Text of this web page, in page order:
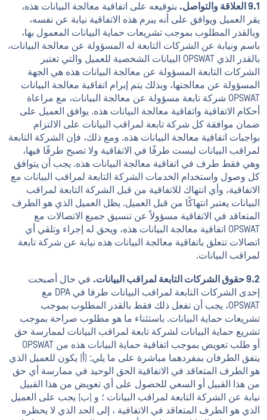
9.1 العلاقة والتواصل.
بتوقيعه على اتفاقية معالجة البيانات هذه،
يقر العميل ويوافق على أنه يبرم هذه الاتفاقية نيابة عن نفسه،
وبالقدر المطلوب بموجب تشريعات حماية البيانات المعمول بها،
باسم ونيابة عن الشركات التابعة له المسؤولة عن معالجة البيانات،
بالقدر الذي OPSWAT البيانات الشخصية للعميل والتي تعتبر
الشركات التابعة المسؤولة عن معالجة البيانات هذه هي الجهة
المسؤولة عن معالجتها، وبذلك يتم إبرام اتفاقية معالجة البيانات
OPSWAT شركة تابعة مسؤولة عن معالجة البيانات، مع مراعاة
أحكام الاتفاقية واتفاقية معالجة البيانات هذه. يوافق العميل على
ضمان موافقة كل شركة تابعة لمراقب البيانات على الالتزام
بواجبات اتفاقية معالجة البيانات هذه. ومع ذلك، فإن الشركة التابعة
لمراقب البيانات ليست طرفًا في الاتفاقية ولا تصبح طرفًا فيها،
وهي فقط طرف في اتفاقية معالجة البيانات هذه. يجب أن يتوافق
كل وصول واستخدام الخدمات الشركة التابعة لمراقب البيانات مع
الاتفاقية، وأي انتهاك للاتفاقية من قبل الشركة التابعة لمراقب
البيانات يعتبر انتهاكًا من قبل العميل. يظل العميل الذي هو الطرف
المتعاقد في الاتفاقية مسؤولاً عن تنسيق جميع الاتصالات مع
OPSWAT اتفاقية معالجة البيانات هذه، ويحق له إجراء وتلقي أي
اتصالات تتعلق باتفاقية معالجة البيانات هذه نيابة عن شركة تابعة
لمراقب البيانات.
9.2 حقوق الشركات التابعة لمراقب البيانات.
في حال أصبحت
إحدى الشركات التابعة لمراقب البيانات طرفا في DPA مع
OPSWAT، يجب أن تفعل ذلك فقط بالقدر المطلوب بموجب
تشريعات حماية البيانات. باستثناء ما هو مطلوب صراحة بموجب
تشريع حماية البيانات لشركة تابعة لمراقب البيانات لممارسة حق
أو طلب تعويض بموجب اتفاقية حماية البيانات هذه من OPSWAT
يتفق الطرفان بمفردهما مباشرة على ما يلي: (أ) يكون للعميل الذي
هو الطرف المتعاقد في الاتفاقية الحق الوحيد في ممارسة أي حق
من هذا القبيل أو السعي للحصول على أي تعويض من هذا القبيل
نيابة عن الشركة التابعة لمراقب البيانات ؛ و (ب) يجب على العميل
الذي هو الطرف المتعاقد في الاتفاقية ، إلى الحد الذي لا يحظره